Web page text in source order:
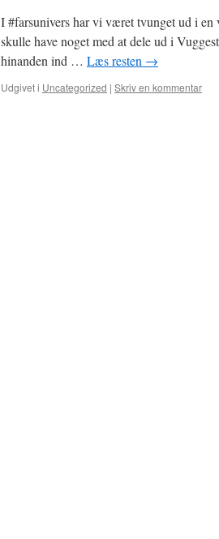
I #farsunivers har vi været tvunget ud i
skulle have noget med at dele ud i
hinanden ind … Læs resten →
Udgivet i Uncategorized | Skriv en kommentar